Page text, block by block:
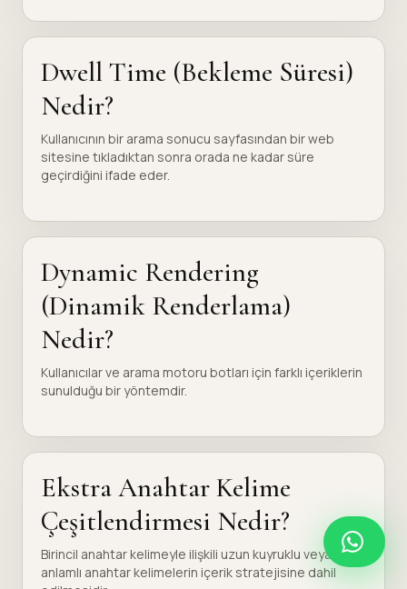
Dwell Time (Bekleme Süresi)
Nedir?
Kullanıcının bir arama sonucu sayfasından bir web
sitesine tıkladıktan sonra orada ne kadar süre
geçirdiğini ifade eder.
Dynamic Rendering
(Dinamik Renderlama)
Nedir?
Kullanıcılar ve arama motoru botları için farklı içeriklerin
sunulduğu bir yöntemdir.
Ekstra Anahtar Kelime
Çeşitlendirmesi Nedir?
Birincil anahtar kelimeyle ilişkili uzun kuyruklu veya eş
anlamlı anahtar kelimelerin içerik stratejisine dahil